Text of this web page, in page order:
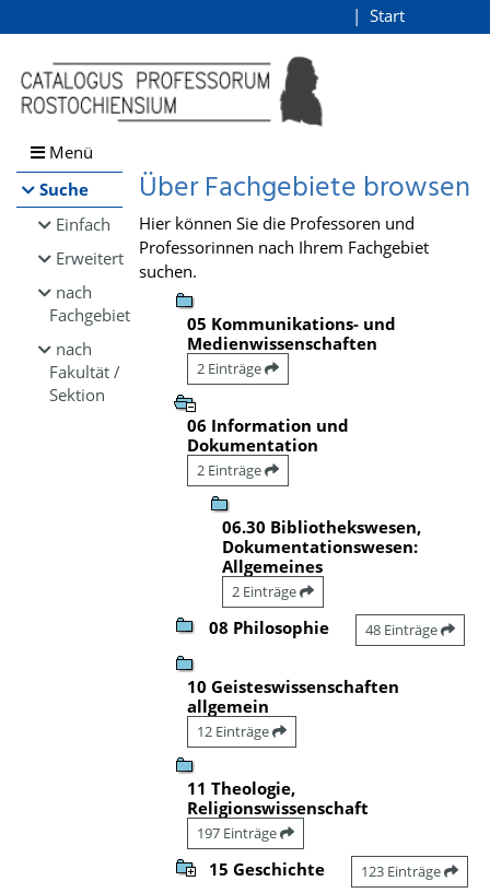
Browsen
direkt zum Inhalt
Start
Menü
Suche
Einfach
Erweitert
nach
Fachgebiet
nach
Fakultät /
Sektion
Über Fachgebiete browsen
Hier können Sie die Professoren und
Professorinnen nach Ihrem Fachgebiet
suchen.
05 Kommunikations- und
Medienwissenschaften
2 Einträge
06 Information und
Dokumentation
2 Einträge
06.30 Bibliothekswesen,
Dokumentationswesen:
Allgemeines
2 Einträge
08 Philosophie 48 Einträge
10 Geisteswissenschaften
allgemein
12 Einträge
11 Theologie,
Religionswissenschaft
197 Einträge
15 Geschichte 123 Einträge